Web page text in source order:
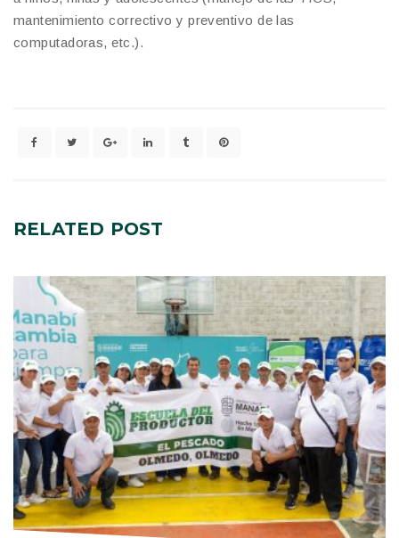
mantenimiento correctivo y preventivo de las
computadoras, etc.).
RELATED POST